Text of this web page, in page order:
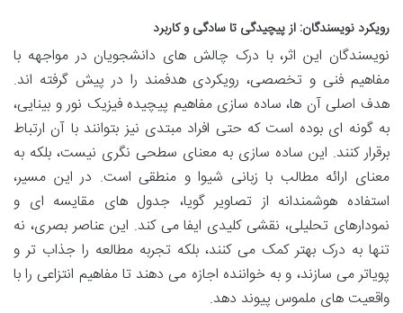
رویکرد نویسندگان: از پیچیدگی تا سادگی و کاربرد
نویسندگان این اثر، با درک چالش های دانشجویان در مواجهه با
مفاهیم فنی و تخصصی، رویکردی هدفمند را در پیش گرفته اند.
هدف اصلی آن ها، ساده سازی مفاهیم پیچیده فیزیک نور و بینایی،
به گونه ای بوده است که حتی افراد مبتدی نیز بتوانند با آن ارتباط
برقرار کنند. این ساده سازی به معنای سطحی نگری نیست، بلکه به
معنای ارائه مطالب با زبانی شیوا و منطقی است. در این مسیر،
استفاده هوشمندانه از تصاویر گویا، جدول های مقایسه ای و
نمودارهای تحلیلی، نقشی کلیدی ایفا می کند. این عناصر بصری، نه
تنها به درک بهتر کمک می کنند، بلکه تجربه مطالعه را جذاب تر و
پویاتر می سازند، و به خواننده اجازه می دهند تا مفاهیم انتزاعی را با
واقعیت های ملموس پیوند دهد.